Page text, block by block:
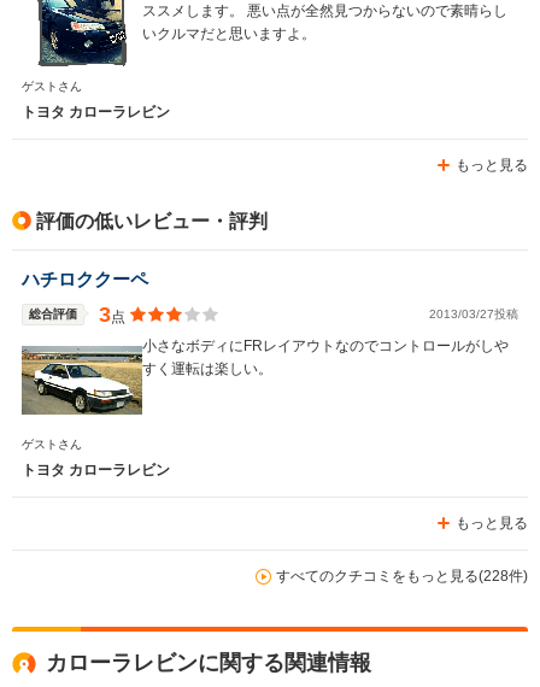
ススメします。 悪い点が全然見つからないので素晴らし
いクルマだと思いますよ。
ゲストさん
トヨタ カローラレビン
もっと見る
評価の低いレビュー・評判
ハチロククーペ
総合評価 3点 2013/03/27投稿
小さなボディにFRレイアウトなのでコントロールがしや
すく運転は楽しい。
ゲストさん
トヨタ カローラレビン
もっと見る
すべてのクチコミをもっと見る(228件)
カローラレビンに関する関連情報